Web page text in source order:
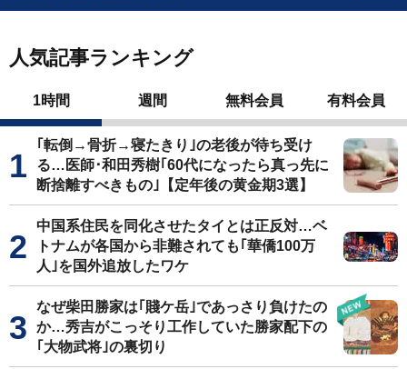
人気記事ランキング
1時間 週間 無料会員 有料会員
｢転倒→骨折→寝たきり｣の老後が待ち受け
る…医師･和田秀樹｢60代になったら真っ先に
断捨離すべきもの｣【定年後の黄金期3選】
中国系住民を同化させたタイとは正反対…ベ
トナムが各国から非難されても｢華僑100万
人｣を国外追放したワケ
なぜ柴田勝家は｢賤ケ岳｣であっさり負けたの
か…秀吉がこっそり工作していた勝家配下の
｢大物武将｣の裏切り